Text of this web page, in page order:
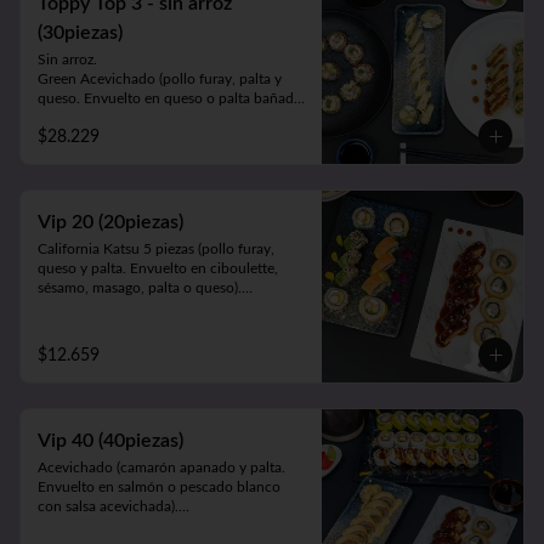
en pollo apanado).
Cahuita (salmón y palta. Envuelto en
queso crema gratinado bañado en salsa
maracuyá).
(30piezas)
Sin arroz.
Green Acevichado (pollo furay, palta y
queso. Envuelto en queso o palta bañada
Acevichado Top (camarón furay, atún,
camarón furay o pollo furay. Envuelto en
pollo y Frito en panko acompañado de
salsa teriyaki).
$28.229
Vip 20 (20piezas)
California Katsu 5 piezas (pollo furay,
queso y palta. Envuelto en ciboulette,
sésamo, masago, palta o queso).
palta).
Panko Ebi 10 piezas (camarón, queso y
$12.659
Vip 40 (40piezas)
Acevichado (camarón apanado y palta.
Envuelto en salmón o pescado blanco
con salsa acevichada).